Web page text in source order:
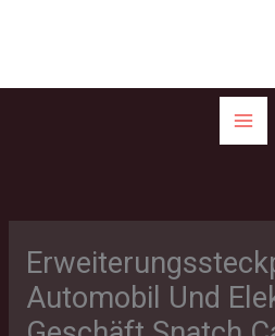
Automobil Und